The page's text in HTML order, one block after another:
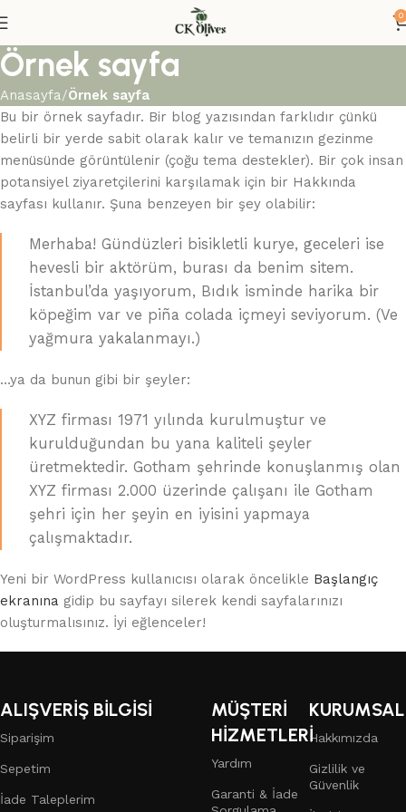
0
Örnek sayfa
Anasayfa Örnek sayfa
Bu bir örnek sayfadır. Bir blog yazısından farklıdır çünkü
belirli bir yerde sabit olarak kalır ve temanızın gezinme
menüsünde görüntülenir (çoğu tema destekler). Bir çok insan
potansiyel ziyaretçilerini karşılamak için bir Hakkında
sayfası kullanır. Şuna benzeyen bir şey olabilir:
Merhaba! Gündüzleri bisikletli kurye, geceleri ise
hevesli bir aktörüm, burası da benim sitem.
İstanbul’da yaşıyorum, Bıdık isminde harika bir
köpeğim var ve piña colada içmeyi seviyorum. (Ve
yağmura yakalanmayı.)
…ya da bunun gibi bir şeyler:
XYZ firması 1971 yılında kurulmuştur ve
kurulduğundan bu yana kaliteli şeyler
üretmektedir. Gotham şehrinde konuşlanmış olan
XYZ firması 2.000 üzerinde çalışanı ile Gotham
şehri için her şeyin en iyisini yapmaya
çalışmaktadır.
Yeni bir WordPress kullanıcısı olarak öncelikle Başlangıç
ekranına gidip bu sayfayı silerek kendi sayfalarınızı
oluşturmalısınız. İyi eğlenceler!
ALIŞVERİŞ BİLGİSİ
Siparişim
Sepetim
İade Taleplerim
MÜŞTERİ
HİZMETLERİ
Yardım
Garanti & İade
KURUMSAL
Hakkımızda
Gizlilik ve
Güvenlik